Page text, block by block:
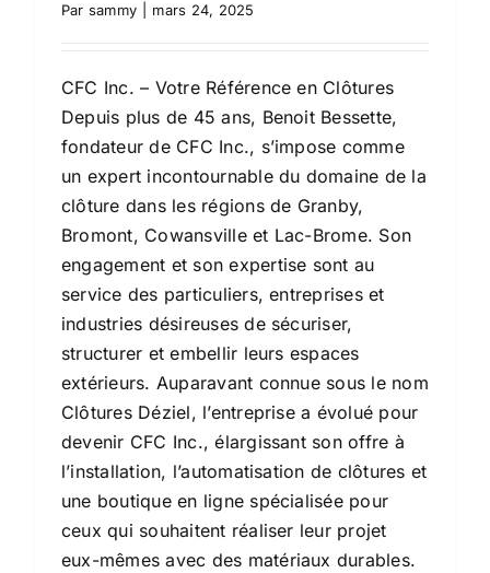
Par sammy mars 24, 2025
CFC Inc. – Votre Référence en Clôtures
Depuis plus de 45 ans, Benoit Bessette,
fondateur de CFC Inc., s’impose comme
un expert incontournable du domaine de la
clôture dans les régions de Granby,
Bromont, Cowansville et Lac-Brome. Son
engagement et son expertise sont au
service des particuliers, entreprises et
industries désireuses de sécuriser,
structurer et embellir leurs espaces
extérieurs. Auparavant connue sous le nom
Clôtures Déziel, l’entreprise a évolué pour
devenir CFC Inc., élargissant son offre à
l’installation, l’automatisation de clôtures et
une boutique en ligne spécialisée pour
ceux qui souhaitent réaliser leur projet
eux-mêmes avec des matériaux durables.